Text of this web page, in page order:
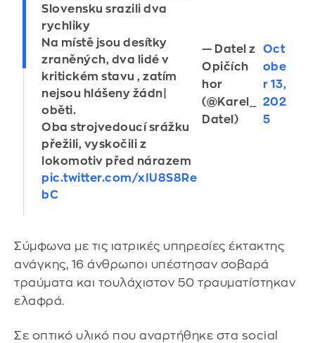
Slovensku srazili dva
rychliky
Na místě jsou desítky
zraněných, dva lidé v
kritickém stavu , zatím
nejsou hlášeny žádn|
oběti.
Oba strojvedoucí srážku
přežili, vyskočili z
lokomotiv před nárazem
pic.twitter.com/xIU8S8Re
bC
— Datel z
Opičích
hor
(@Karel_
Datel)
Oct
obe
r 13,
202
5
Σύμφωνα με τις ιατρικές υπηρεσίες έκτακτης
ανάγκης, 16 άνθρωποι υπέστησαν σοβαρά
τραύματα και τουλάχιστον 50 τραυματίστηκαν
ελαφρά.
Σε οπτικό υλικό που αναρτήθηκε στα social